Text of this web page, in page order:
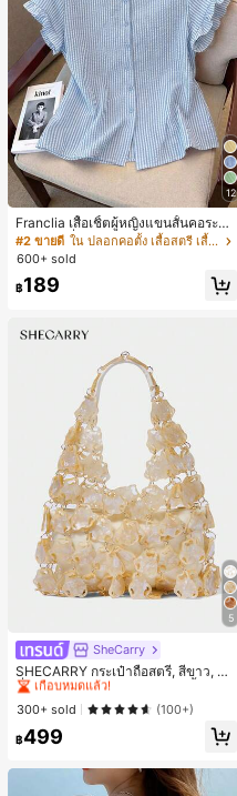
12
Franclia เสื้อเชิ้ตผู้หญิงแขนสั้นคอระบา
ยกระดุมเดี่ยวลายทาง
#2 ขายดี
ใน ปลอกคอตั้ง เสื้อสตรี เสื้อเบลาส์ & Tee
600+ sold
฿189
5
SheCarry
SHECARRY กระเป๋าถือสตรี, สีขาว, แฟ
ชั่น, สง่างาม, วันหยุด, งานปาร์ตี้
#1 ขายดี
เกือบหมดแล้ว!
#1 ขายดี
เกือบหมดแล้ว!
#1 ขายดี
เกือบหมดแล้ว!
#1 ขายดี
ใน บรรยากาศฤดูร้อน กระเป๋าหูหิ้วด้านบนผู้หญิง
เกือบหมดแล้ว!
300+ sold (100+)
฿499